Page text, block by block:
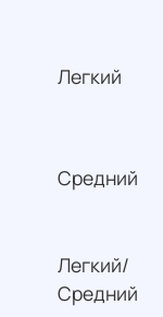
Легкий
Средний
Легкий/
Средний